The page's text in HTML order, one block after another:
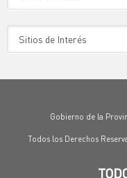
Gobierno de la
Todos los Derechos